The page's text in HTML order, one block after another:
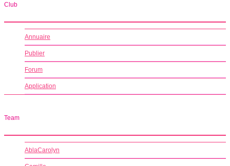
Club
Annuaire
Publier
Forum
Application
Team
AblaCarolyn